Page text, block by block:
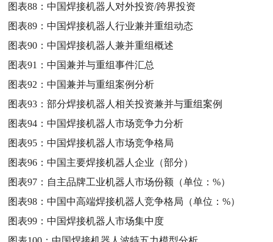
图表88：中国焊接机器人对外投资/跨界投资
图表89：中国焊接机器人行业兼并重组动态
图表90：中国焊接机器人兼并重组概述
图表91：中国兼并与重组事件汇总
图表92：中国兼并与重组案例分析
图表93：部分焊接机器人相关投资兼并与重组案例
图表94：中国焊接机器人市场竞争力分析
图表95：中国焊接机器人市场竞争格局
图表96：中国主要焊接机器人企业（部分）
图表97： 自主品牌工业机器人市场份额（单位：%）
图表98：中国中高端焊接机器人竞争格局（单位：%）
图表99：中国焊接机器人市场集中度